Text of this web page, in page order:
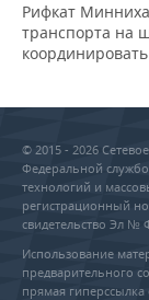
Рифкат
транспорта на
© 2015 - 2026
Федеральной
технологий и
регистрационный
свидетельство Эл №
Использование
предварительного
прямая